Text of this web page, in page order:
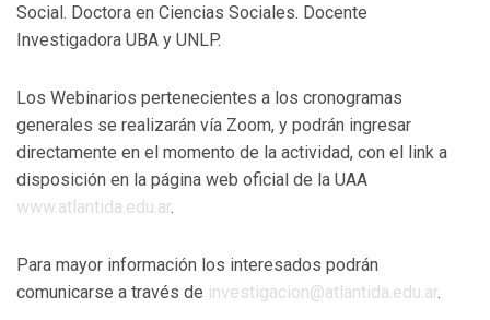
Social. Doctora en Ciencias Sociales. Docente
Investigadora UBA y UNLP.
Los Webinarios pertenecientes a los cronogramas
generales se realizarán vía Zoom, y podrán ingresar
directamente en el momento de la actividad, con el link a
disposición en la página web oficial de la UAA
www.atlantida.edu.ar.
Para mayor información los interesados podrán
comunicarse a través de investigacion@atlantida.edu.ar.